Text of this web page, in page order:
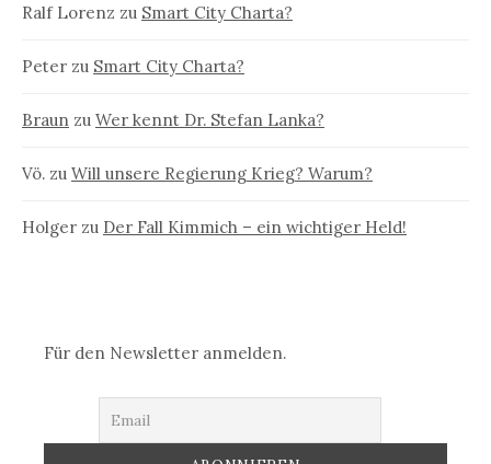
Ralf Lorenz zu Smart City Charta?
Peter zu Smart City Charta?
Braun zu Wer kennt Dr. Stefan Lanka?
Vö. zu Will unsere Regierung Krieg? Warum?
Holger zu Der Fall Kimmich – ein wichtiger Held!
Für den Newsletter anmelden.